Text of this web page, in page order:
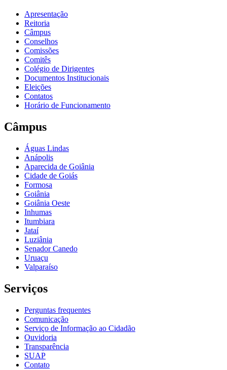
Apresentação
Reitoria
Câmpus
Conselhos
Comissões
Comitês
Colégio de Dirigentes
Documentos Institucionais
Eleições
Contatos
Horário de Funcionamento
Câmpus
Águas Lindas
Anápolis
Aparecida de Goiânia
Cidade de Goiás
Formosa
Goiânia
Goiânia Oeste
Inhumas
Itumbiara
Jataí
Luziânia
Senador Canedo
Uruaçu
Valparaíso
Serviços
Perguntas frequentes
Comunicação
Serviço de Informação ao Cidadão
Ouvidoria
Transparência
SUAP
Contato